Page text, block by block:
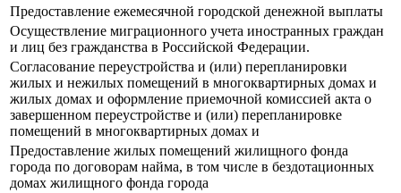
Предоставление ежемесячной городской денежной выплаты
Осуществление миграционного учета иностранных граждан
и лиц без гражданства в Российской Федерации.
Согласование переустройства и (или) перепланировки
жилых и нежилых помещений в многоквартирных домах и
жилых домах и оформление приемочной комиссией акта о
завершенном переустройстве и (или) перепланировке
помещений в многоквартирных домах и
Предоставление жилых помещений жилищного фонда
города по договорам найма, в том числе в бездотационных
домах жилищного фонда города